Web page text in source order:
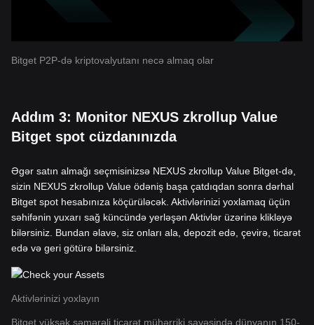
Bitget P2P-də kriptovalyutanı necə almaq olar
Addım 3: Monitor NEXUS zkrollup Value
Bitget spot cüzdanınızda
Əgər satın almağı seçmisinizsə NEXUS zkrollup Value Bitget-də,
sizin NEXUS zkrollup Value ödəniş başa çatdıqdan sonra dərhal
Bitget spot hesabınıza köçürüləcək. Aktivlərinizi yoxlamaq üçün
səhifənin yuxarı sağ küncündə yerləşən Aktivlər üzərinə klikləyə
bilərsiniz. Bundan əlavə, siz onları ala, depozit edə, çevirə, ticarət
edə və geri götürə bilərsiniz.
Aktivlərinizi yoxlayın
Bitget yüksək səmərəli ticarət mühərriki sayəsində dünyanın 150-